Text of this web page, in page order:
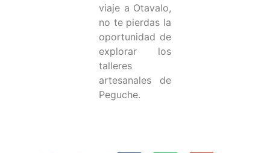
viaje a Otavalo,
no te pierdas la
oportunidad de
explorar los
talleres
artesanales de
Peguche.